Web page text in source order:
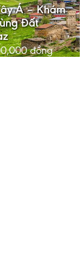
Á – Khám
Đất
đồng